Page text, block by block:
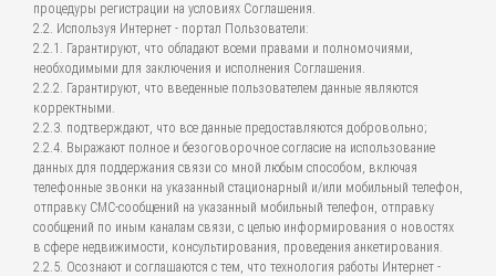
процедуры регистрации на условиях Соглашения.
2.2. Используя Интернет - портал Пользователи:
2.2.1. Гарантируют, что обладают всеми правами и полномочиями,
необходимыми для заключения и исполнения Соглашения.
2.2.2. Гарантируют, что введенные пользователем данные являются
корректными.
2.2.3. подтверждают, что все данные предоставляются добровольно;
2.2.4. Выражают полное и безоговорочное согласие на использование
данных для поддержания связи со мной любым способом, включая
телефонные звонки на указанный стационарный и/или мобильный телефон,
отправку СМС-сообщений на указанный мобильный телефон, отправку
сообщений по иным каналам связи, с целью информирования о новостях
в сфере недвижимости, консультирования, проведения анкетирования.
2.2.5. Осознают и соглашаются с тем, что технология работы Интернет -